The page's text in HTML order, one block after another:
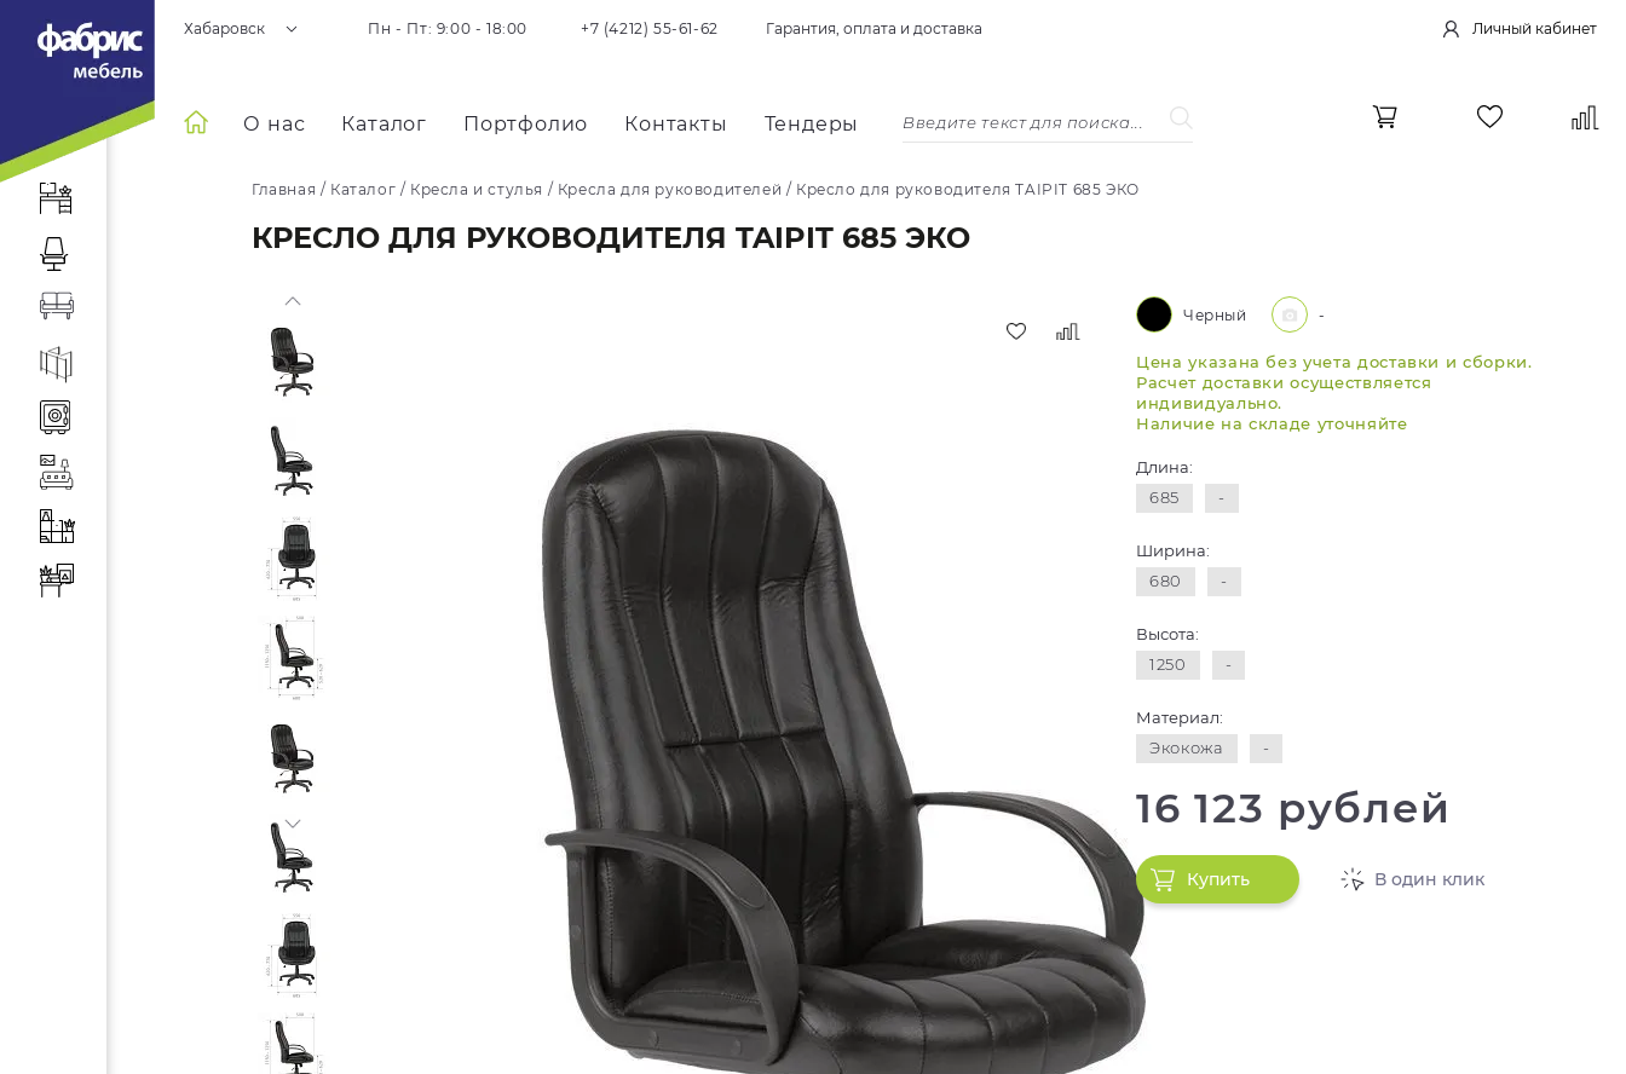
Хабаровск Пн - Пт: 9:00 - 18:00 +7 (4212) 55-61-62 Гарантия, оплата и доставка Личный кабинет
О нас Каталог Портфолио Контакты Тендеры
Главная / Каталог / Кресла и стулья / Кресла для руководителей / Кресло для руководителя TAIPIT 685 ЭКО
КРЕСЛО ДЛЯ РУКОВОДИТЕЛЯ TAIPIT 685 ЭКО
Черный -
Цена указана без учета доставки и сборки.
Расчет доставки осуществляется
индивидуально.
Наличие на складе уточняйте
Длина:
685
-
Ширина:
680
-
Высота:
1250
-
Материал:
Экокожа
-
16 123 рублей
Купить В один клик